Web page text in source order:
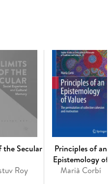
and value.
Condition. - The Effects
- The Glocal Artist as
Anti-Essentialist
Art in a Pluralistic
with Contemporary Art. -
the Secular
Roy
Principles of an
Epistemology of
Values
Marià Corbí